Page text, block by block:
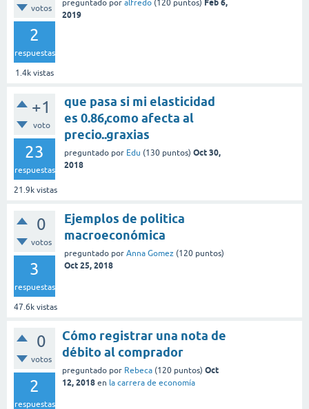
votos
2
respuestas
1.4k vistas
preguntado por alfredo (120 puntos) Feb 6,
2019
+1
voto
23
respuestas
21.9k vistas
que pasa si mi elasticidad
es 0.86,como afecta al
precio..graxias
preguntado por Edu (130 puntos) Oct 30,
2018
0
votos
3
respuestas
47.6k vistas
Ejemplos de politica
macroeconómica
preguntado por Anna Gomez (120 puntos)
Oct 25, 2018
0
votos
2
respuestas
Cómo registrar una nota de
débito al comprador
preguntado por Rebeca (120 puntos) Oct
12, 2018 en la carrera de economía